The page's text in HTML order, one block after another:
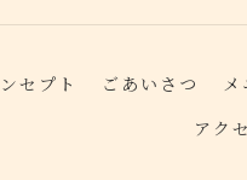
セプト ごあいさつ メ
アク